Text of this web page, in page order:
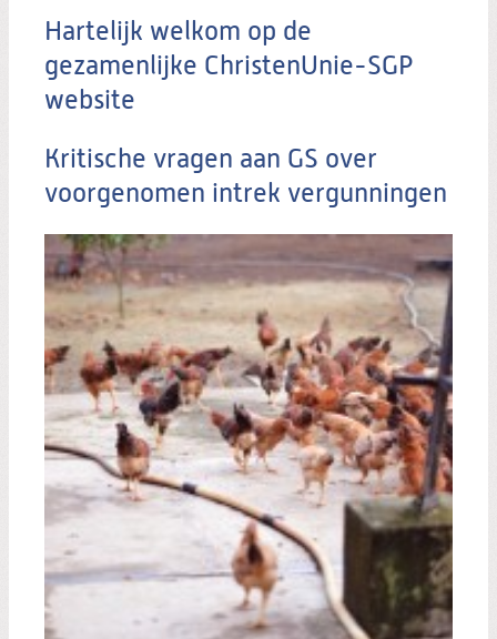
Zoeken
Hartelijk welkom op de
gezamenlijke ChristenUnie-SGP
website
Kritische vragen aan GS over
voorgenomen intrek vergunningen